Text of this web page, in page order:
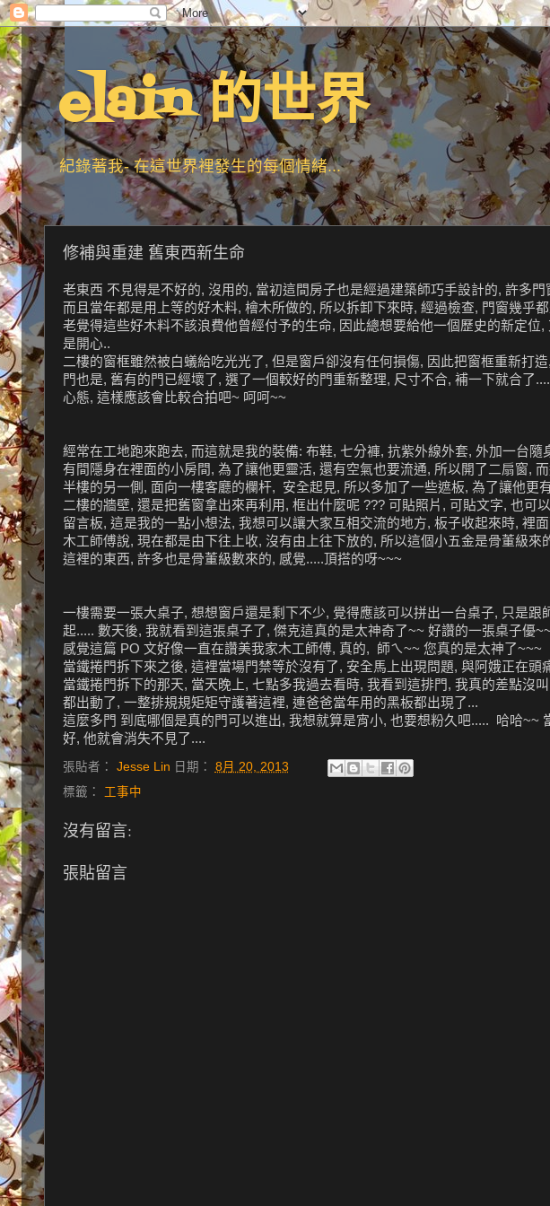
elain 的世界
紀錄著我- 在這世界裡發生的每個情緒...
修補與重建 舊東西新生命
老東西 不見得是不好的, 沒用的, 當初這間房子也是經過建築師巧手設計的, 許多
而且當年都是用上等的好木料, 檜木所做的, 所以拆卸下來時, 經過檢查, 門窗幾乎
老覺得這些好木料不該浪費他曾經付予的生命, 因此總想要給他一個歷史的新定
是開心..
二樓的窗框雖然被白蟻給吃光光了, 但是窗戶卻沒有任何損傷, 因此把窗框重新打
門也是, 舊有的門已經壞了, 選了一個較好的門重新整理, 尺寸不合, 補一下就合了
心態, 這樣應該會比較合拍吧~ 呵呵~~
經常在工地跑來跑去, 而這就是我的裝備: 布鞋, 七分褲, 抗紫外線外套, 外加一台
有間隱身在裡面的小房間, 為了讓他更靈活, 還有空氣也要流通, 所以開了二扇窗,
半樓的另一側, 面向一樓客廳的欄杆, 安全起見, 所以多加了一些遮板, 為了讓他更
二樓的牆壁, 還是把舊窗拿出來再利用, 框出什麼呢 ??? 可貼照片, 可貼文字, 也可
留言板, 這是我的一點小想法, 我想可以讓大家互相交流的地方, 板子收起來時, 裡
木工師傅說, 現在都是由下往上收, 沒有由上往下放的, 所以這個小五金是骨董級
這裡的東西, 許多也是骨董級數來的, 感覺.....頂搭的呀~~~
一樓需要一張大桌子, 想想窗戶還是剩下不少, 覺得應該可以拼出一台桌子, 只是
起..... 數天後, 我就看到這張桌子了, 傑克這真的是太神奇了~~ 好讚的一張桌子優
感覺這篇 PO 文好像一直在讚美我家木工師傅, 真的, 師ㄟ~~ 您真的是太神了~~~
當鐵捲門拆下來之後, 這裡當場門禁等於沒有了, 安全馬上出現問題, 與阿娥正在
當鐵捲門拆下的那天, 當天晚上, 七點多我過去看時, 我看到這排門, 我真的差點
都出動了, 一整排規規矩矩守護著這裡, 連爸爸當年用的黑板都出現了...
這麼多門 到底哪個是真的門可以進出, 我想就算是宵小, 也要想粉久吧..... 哈哈~~
好, 他就會消失不見了....
張貼者： Jesse Lin 日期： 8月 20, 2013
標籤： 工事中
沒有留言:
張貼留言